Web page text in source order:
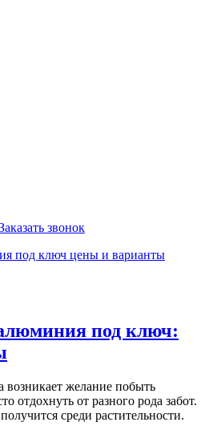
звонок
под ключ:
возникает желание побыть
отдохнуть от разного рода забот.
среди растительности.